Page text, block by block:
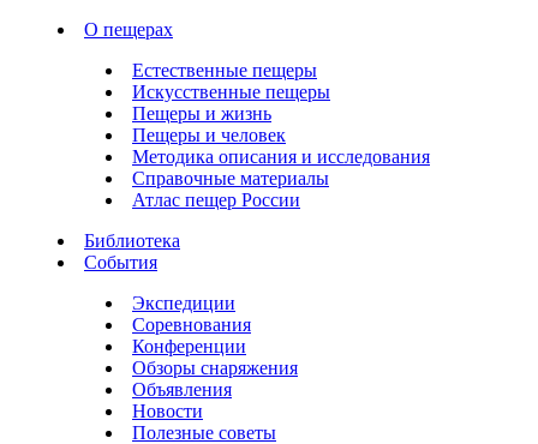
О пещерах
Естественные пещеры
Искусственные пещеры
Пещеры и жизнь
Пещеры и человек
Методика описания и исследования
Справочные материалы
Атлас пещер России
Библиотека
События
Экспедиции
Соревнования
Конференции
Обзоры снаряжения
Объявления
Новости
Полезные советы